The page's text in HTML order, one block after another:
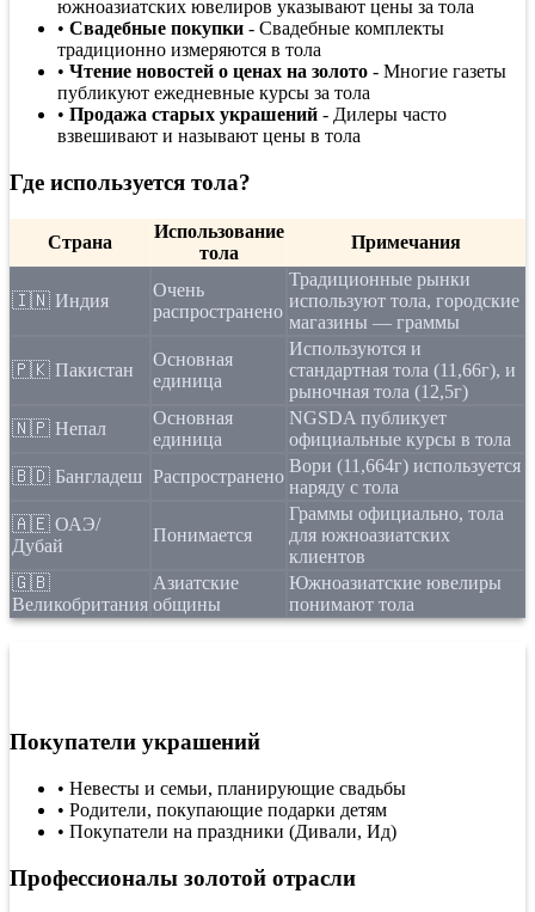
южноазиатских ювелиров указывают цены за тола
• Свадебные покупки - Свадебные комплекты
традиционно измеряются в тола
• Чтение новостей о ценах на золото - Многие газеты
публикуют ежедневные курсы за тола
• Продажа старых украшений - Дилеры часто
взвешивают и называют цены в тола
Где используется тола?
Страна
Использование
тола
Примечания
🇮🇳 Индия
Очень
распространено
Традиционные рынки
используют тола, городские
магазины — граммы
🇵🇰 Пакистан
Основная
единица
Используются и
стандартная тола (11,66г), и
рыночная тола (12,5г)
🇳🇵 Непал
Основная
единица
NGSDA публикует
официальные курсы в тола
🇧🇩 Бангладеш Распространено
Вори (11,664г) используется
наряду с тола
🇦🇪 ОАЭ/
Дубай
Понимается
Граммы официально, тола
для южноазиатских
клиентов
🇬🇧
Великобритания
Азиатские
общины
Южноазиатские ювелиры
понимают тола
Покупатели украшений
• Невесты и семьи, планирующие свадьбы
• Родители, покупающие подарки детям
• Покупатели на праздники (Дивали, Ид)
Профессионалы золотой отрасли